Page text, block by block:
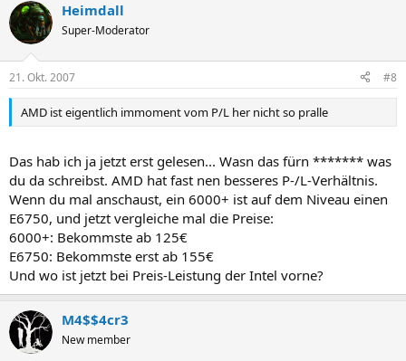
Heimdall
Super-Moderator
21. Okt. 2007 #8
AMD ist eigentlich immoment vom P/L her nicht so pralle
Das hab ich ja jetzt erst gelesen... Wasn das fürn ******* was
du da schreibst. AMD hat fast nen besseres P-/L-Verhältnis.
Wenn du mal anschaust, ein 6000+ ist auf dem Niveau einen
E6750, und jetzt vergleiche mal die Preise:
6000+: Bekommste ab 125€
E6750: Bekommste erst ab 155€
Und wo ist jetzt bei Preis-Leistung der Intel vorne?
M4$$4cr3
New member